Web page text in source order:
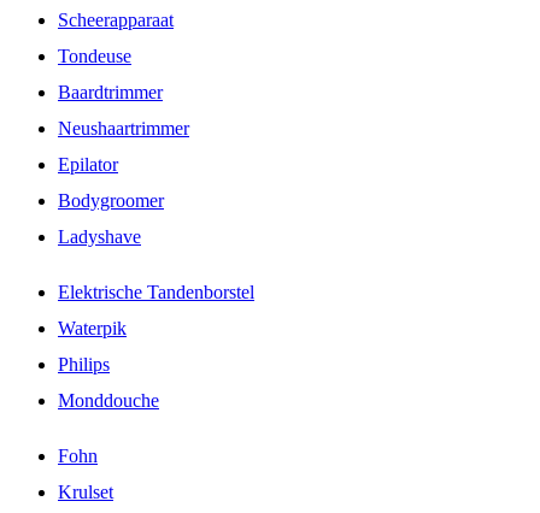
Scheerapparaat
Tondeuse
Baardtrimmer
Neushaartrimmer
Epilator
Bodygroomer
Ladyshave
Elektrische Tandenborstel
Waterpik
Philips
Monddouche
Fohn
Krulset